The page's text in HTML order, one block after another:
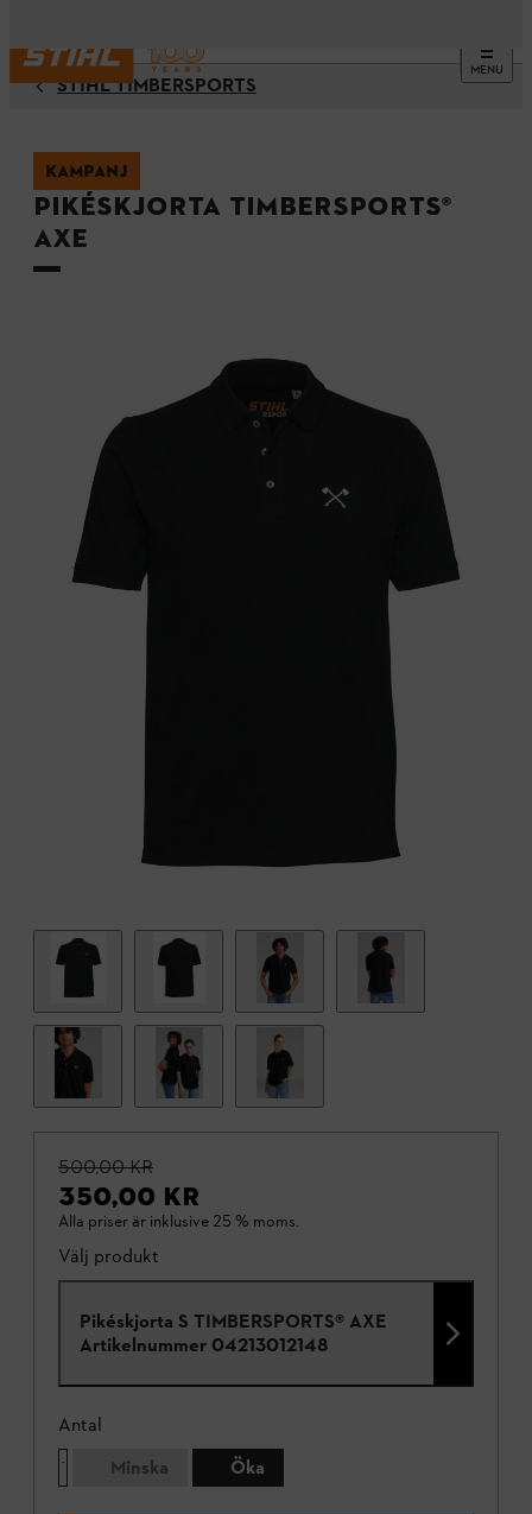
MENU
STIHL TIMBERSPORTS
KAMPANJ
Pikéskjorta TIMBERSPORTS®
AXE
500,00 KR
350,00 KR
Alla priser är inklusive 25 % moms.
Välj produkt
Pikéskjorta S TIMBERSPORTS® AXE
Artikelnummer 04213012148
Antal
Minska
Öka